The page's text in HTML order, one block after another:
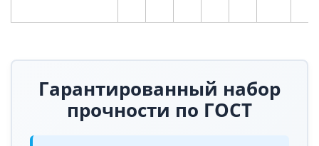
Гарантированный набор
прочности по ГОСТ